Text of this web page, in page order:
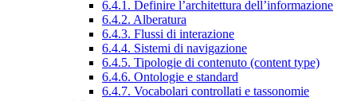
6.4.1. Definire l’architettura dell’informazione
6.4.2. Alberatura
6.4.3. Flussi di interazione
6.4.4. Sistemi di navigazione
6.4.5. Tipologie di contenuto (content type)
6.4.6. Ontologie e standard
6.4.7. Vocabolari controllati e tassonomie